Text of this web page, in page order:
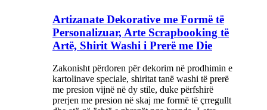
Artizanate Dekorative me Formë të
Personalizuar, Arte Scrapbooking të
Artë, Shirit Washi i Prerë me Die
Zakonisht përdoren për dekorim në prodhimin e
kartolinave speciale, shiritat tanë washi të prerë
me presion vijnë në dy stile, duke përfshirë
prerjen me presion në skaj me formë të çrregullt